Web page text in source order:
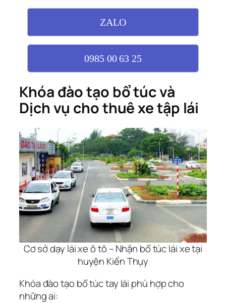
ZALO
0985 00 63 25
Khóa đào tạo bổ túc và
Dịch vụ cho thuê xe tập lái
Cơ sở dạy lái xe ô tô – Nhận bổ túc lái xe tại
huyện Kiến Thụy
Khóa đào tạo bổ túc tay lái phù hợp cho
những ai: